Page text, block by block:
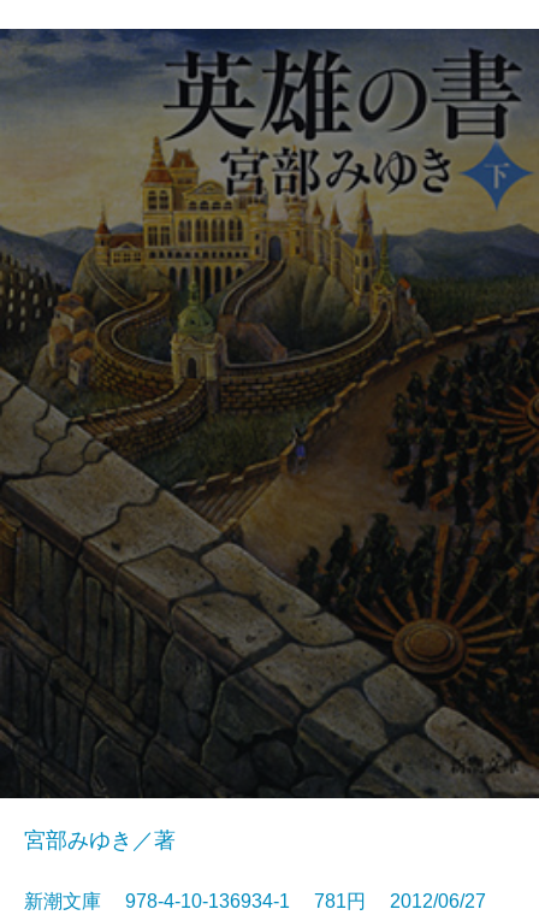
宮部みゆき／著
新潮文庫 978-4-10-136934-1 781円 2012/06/27